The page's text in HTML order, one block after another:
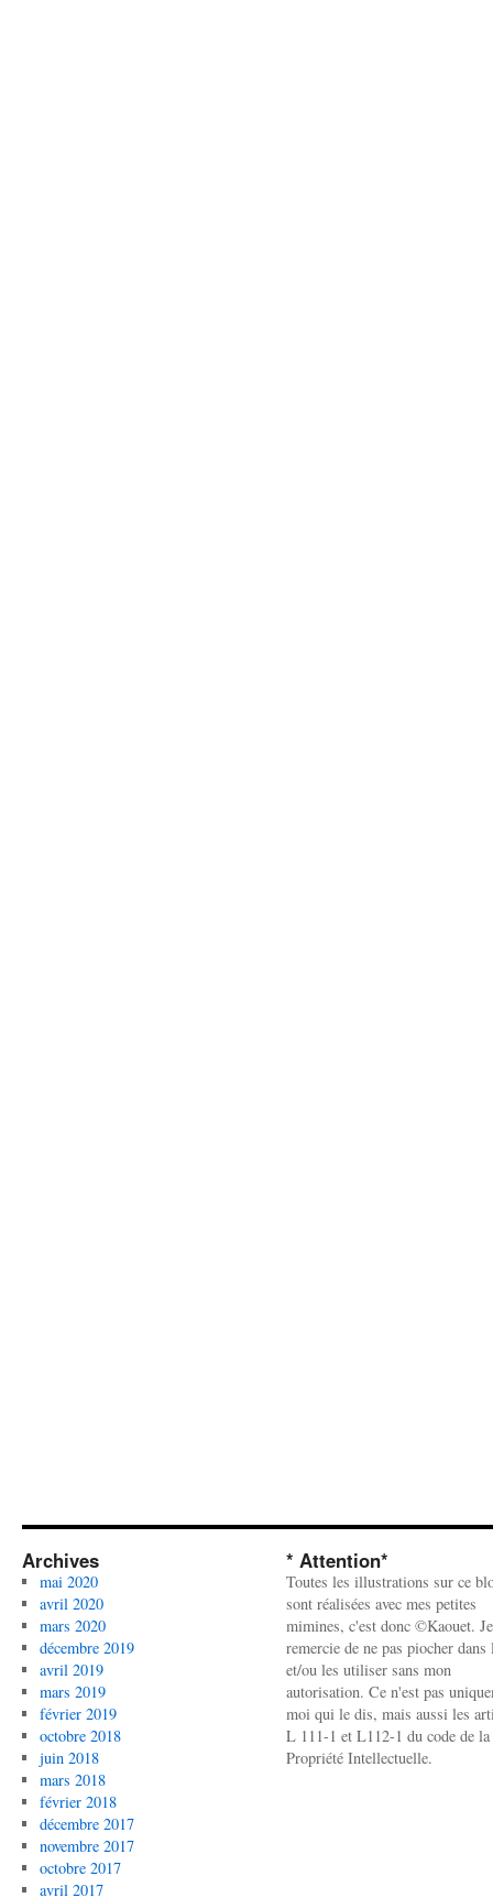
Archives
mai 2020
avril 2020
mars 2020
décembre 2019
avril 2019
mars 2019
février 2019
octobre 2018
juin 2018
mars 2018
février 2018
décembre 2017
novembre 2017
octobre 2017
avril 2017
* Attention*
Toutes les illustrations sur ce
sont réalisées avec mes petites
mimines, c'est donc ©Kaouet.
remercie de ne pas piocher dans
et/ou les utiliser sans mon
autorisation. Ce n'est pas
moi qui le dis, mais aussi les
L 111-1 et L112-1 du code de la
Propriété Intellectuelle.